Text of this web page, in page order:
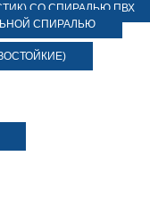
СО СПИРАЛЬЮ ПВХ
СПИРАЛЬЮ